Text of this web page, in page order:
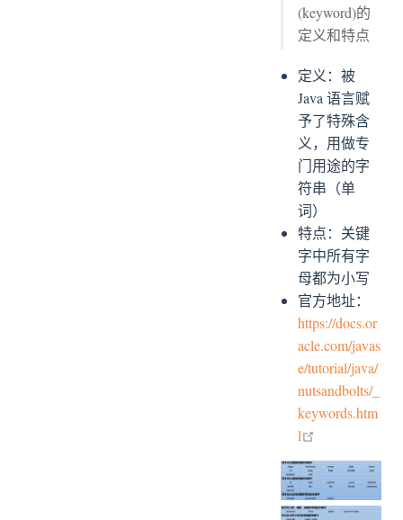
3.2、基本数据类型
3.2.3、字符类型：char
3.4、强制类型转换
4.2、二进制
4.3、进制间转化
(keyword)的
定义和特点
定义：被
Java 语言赋
予了特殊含
义，用做专
门用途的字
符串（单
词）
特点：关键
字中所有字
母都为小写
官方地址：
https://docs.or
acle.com/javas
e/tutorial/java/
nutsandbolts/_
keywords.htm
l